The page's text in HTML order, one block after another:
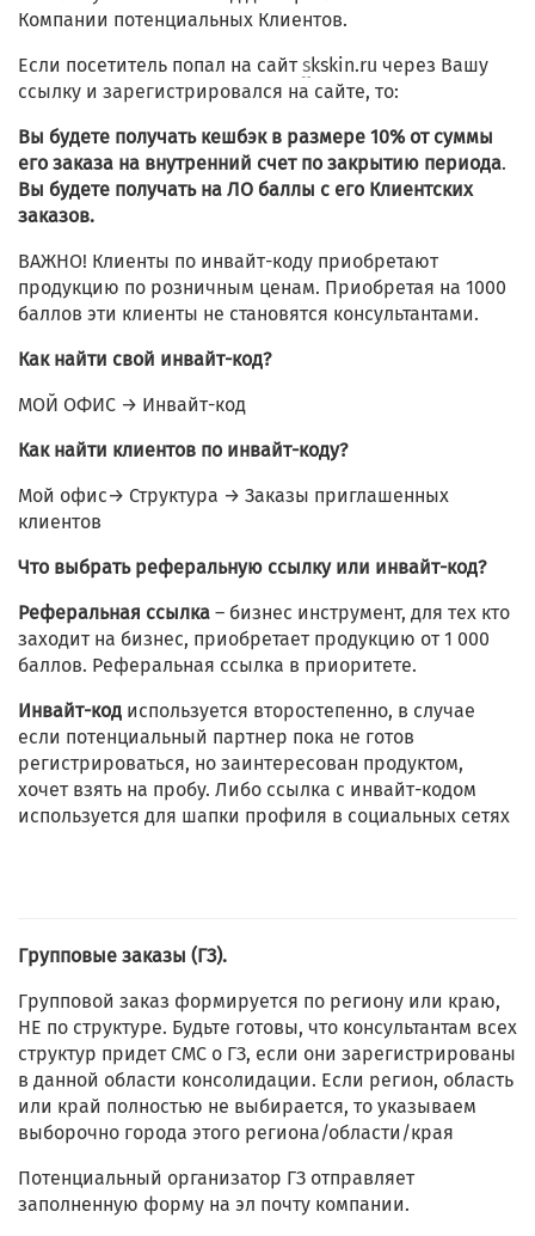
Компании потенциальных Клиентов.
Если посетитель попал на сайтskskin.ru через Вашу
ссылку и зарегистрировался на сайте, то:
Вы будете получать кешбэк в размере 10% от суммы
его заказа на внутренний счет по закрытию периода.
Вы будете получать на ЛО баллы с его Клиентских
заказов.
ВАЖНО! Клиенты по инвайт-коду приобретают
продукцию по розничным ценам. Приобретая на 1000
баллов эти клиенты не становятся консультантами.
Как найти свой инвайт-код?
МОЙ ОФИС → Инвайт-код
Как найти клиентов по инвайт-коду?
Мой офис→ Структура → Заказы приглашенных
клиентов
Что выбрать реферальную ссылку или инвайт-код?
Реферальная ссылка – бизнес инструмент, для тех кто
заходит на бизнес, приобретает продукцию от 1 000
баллов. Реферальная ссылка в приоритете.
Инвайт-код используется второстепенно, в случае
если потенциальный партнер пока не готов
регистрироваться, но заинтересован продуктом,
хочет взять на пробу. Либо ссылка с инвайт-кодом
используется для шапки профиля в социальных сетях
Групповые заказы (ГЗ).
Групповой заказ формируется по региону или краю,
НЕ по структуре. Будьте готовы, что консультантам всех
структур придет СМС о ГЗ, если они зарегистрированы
в данной области консолидации. Если регион, область
или край полностью не выбирается, то указываем
выборочно города этого региона/области/края
Потенциальный организатор ГЗ отправляет
заполненную форму на эл почту компании.